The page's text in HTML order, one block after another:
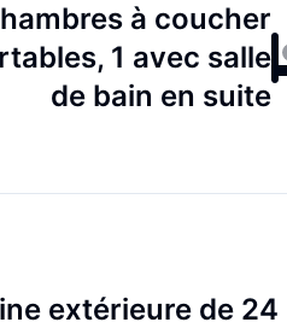
à coucher
1 avec salle
de bain en suite
extérieure de 24